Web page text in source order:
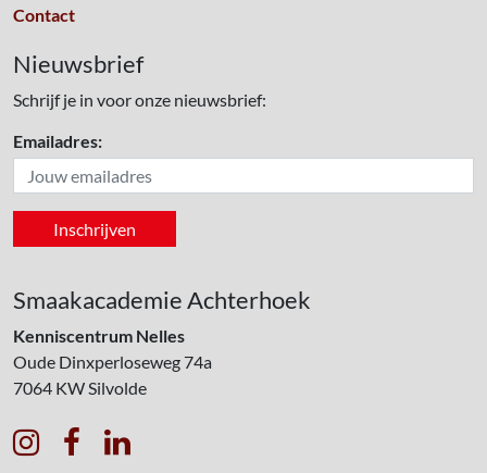
Contact
Nieuwsbrief
Schrijf je in voor onze nieuwsbrief:
Emailadres:
Smaakacademie Achterhoek
Kenniscentrum Nelles
Oude Dinxperloseweg 74a
7064 KWSilvolde
  